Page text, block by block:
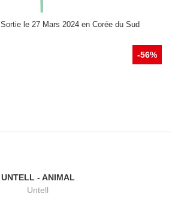
le 27 Mars 2024 en Corée du Sud
-56%
UNTELL - ANIMAL
Untell